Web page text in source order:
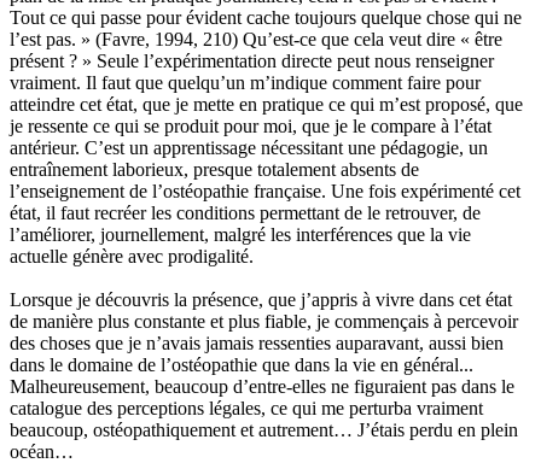
Tout ce qui passe pour évident cache toujours quelque chose qui ne
l’est pas. » (Favre, 1994, 210) Qu’est-ce que cela veut dire « être
présent ? » Seule l’expérimentation directe peut nous renseigner
vraiment. Il faut que quelqu’un m’indique comment faire pour
atteindre cet état, que je mette en pratique ce qui m’est proposé, que
je ressente ce qui se produit pour moi, que je le compare à l’état
antérieur. C’est un apprentissage nécessitant une pédagogie, un
entraînement laborieux, presque totalement absents de
l’enseignement de l’ostéopathie française. Une fois expérimenté cet
état, il faut recréer les conditions permettant de le retrouver, de
l’améliorer, journellement, malgré les interférences que la vie
actuelle génère avec prodigalité.
Lorsque je découvris la présence, que j’appris à vivre dans cet état
de manière plus constante et plus fiable, je commençais à percevoir
des choses que je n’avais jamais ressenties auparavant, aussi bien
dans le domaine de l’ostéopathie que dans la vie en général...
Malheureusement, beaucoup d’entre-elles ne figuraient pas dans le
catalogue des perceptions légales, ce qui me perturba vraiment
beaucoup, ostéopathiquement et autrement… J’étais perdu en plein
océan…